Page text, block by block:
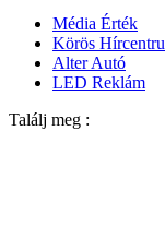
Média Érték
Körös
Alter Autó
LED Reklám
Találj meg :